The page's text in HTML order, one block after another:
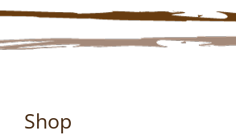
Shop